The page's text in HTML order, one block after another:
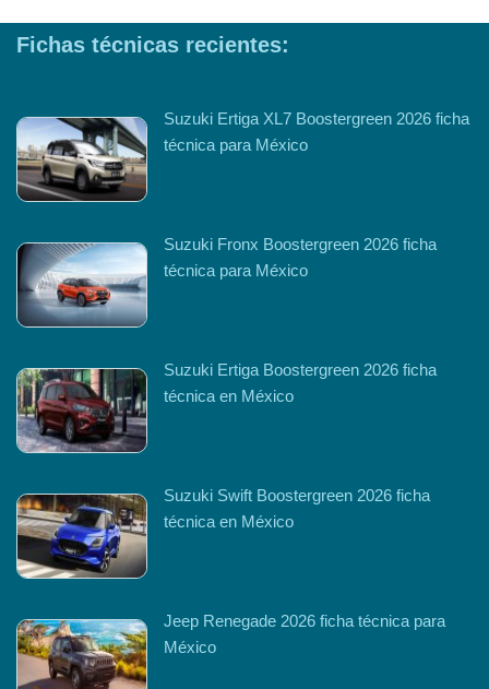
Fichas técnicas recientes:
Suzuki Ertiga XL7 Boostergreen 2026 ficha
técnica para México
Suzuki Fronx Boostergreen 2026 ficha
técnica para México
Suzuki Ertiga Boostergreen 2026 ficha
técnica en México
Suzuki Swift Boostergreen 2026 ficha
técnica en México
Jeep Renegade 2026 ficha técnica para
México